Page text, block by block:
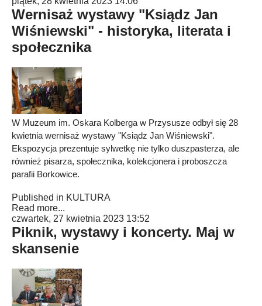
Wernisaż wystawy "Ksiądz Jan
Wiśniewski" - historyka, literata i
społecznika
W Muzeum im. Oskara Kolberga w Przysusze odbył się 28
kwietnia wernisaż wystawy "Ksiądz Jan Wiśniewski".
Ekspozycja prezentuje sylwetkę nie tylko duszpasterza, ale
również pisarza, społecznika, kolekcjonera i proboszcza
parafii Borkowice.
Published in KULTURA
Read more...
czwartek, 27 kwietnia 2023 13:52
Piknik, wystawy i koncerty. Maj w
skansenie